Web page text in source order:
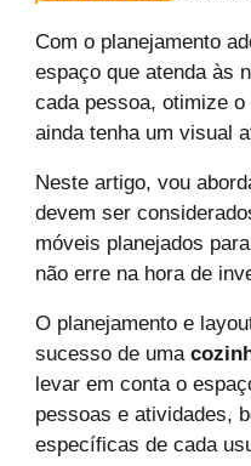
Com o planejamento
espaço que atenda às
cada pessoa, otimize
ainda tenha um visual
Neste artigo, vou
devem ser
móveis planejados
não erre na hora de
O planejamento e
sucesso de uma
levar em conta o
pessoas e atividades,
específicas de cada